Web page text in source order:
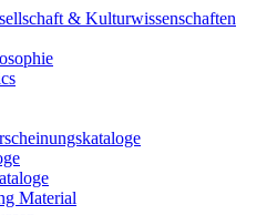
& Kulturwissenschaften
Material